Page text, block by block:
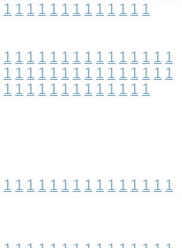
1 1 1 1 1 1 1 1 1 1 1 1 1
1 1 1 1 1 1 1 1 1 1 1 1 1 1 1
1 1 1 1 1 1 1 1 1 1 1 1 1 1 1
1 1 1 1 1 1 1 1 1 1 1 1 1
1 1 1 1 1 1 1 1 1 1 1 1 1 1 1